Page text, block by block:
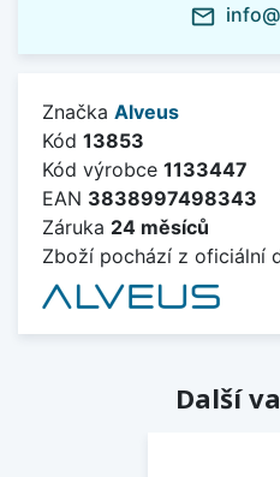
mail_outline
Značka Alveus
Kód 13853
Kód výrobce 1133447
EAN 3838997498343
Záruka 24 měsíců
Zboží pochází z oficiální
Další